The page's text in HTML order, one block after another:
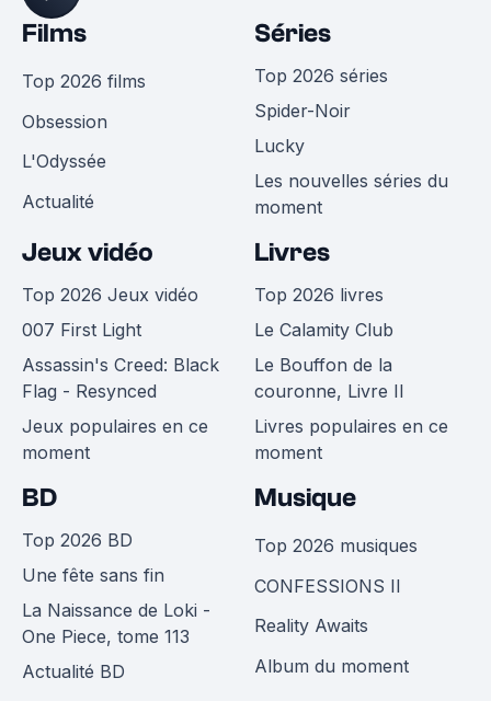
Films
Top 2026 films
Obsession
L'Odyssée
Actualité
Séries
Top 2026 séries
Spider-Noir
Lucky
Les nouvelles séries du
moment
Jeux vidéo
Top 2026 Jeux vidéo
007 First Light
Assassin's Creed: Black
Flag - Resynced
Jeux populaires en ce
moment
Livres
Top 2026 livres
Le Calamity Club
Le Bouffon de la
couronne, Livre II
Livres populaires en ce
moment
BD
Top 2026 BD
Une fête sans fin
La Naissance de Loki -
One Piece, tome 113
Actualité BD
Musique
Top 2026 musiques
CONFESSIONS II
Reality Awaits
Album du moment